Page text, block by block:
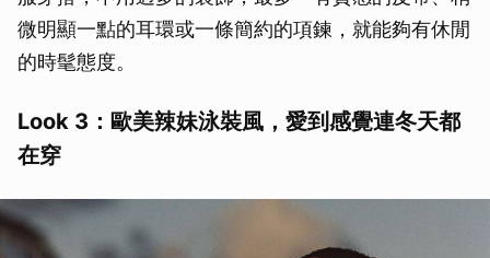
微明顯一點的耳環或一條簡約的項鍊，就能夠有休閒
的時髦態度。
Look 3：歐美辣妹泳裝風，愛到感覺連冬天都
在穿